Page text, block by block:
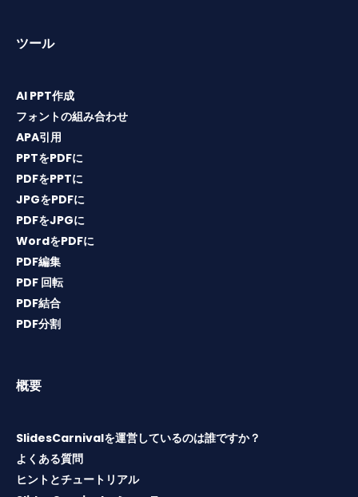
ツール
AI PPT作成
フォントの組み合わせ
APA引用
PPTをPDFに
PDFをPPTに
JPGをPDFに
PDFをJPGに
WordをPDFに
PDF編集
PDF 回転
PDF結合
PDF分割
概要
SlidesCarnivalを運営しているのは誰ですか？
よくある質問
ヒントとチュートリアル